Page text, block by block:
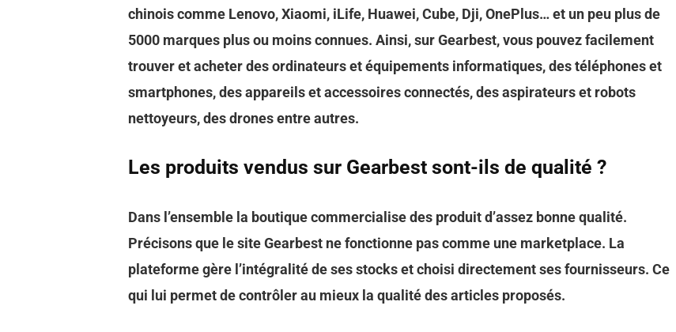
chinois comme Lenovo, Xiaomi, iLife, Huawei, Cube, Dji, OnePlus… et un peu plus de
5000 marques plus ou moins connues. Ainsi, sur Gearbest, vous pouvez facilement
trouver et acheter des ordinateurs et équipements informatiques, des téléphones et
smartphones, des appareils et accessoires connectés, des aspirateurs et robots
nettoyeurs, des drones entre autres.
Les produits vendus sur Gearbest sont-ils de qualité ?
Dans l’ensemble la boutique commercialise des produit d’assez bonne qualité.
Précisons que le site Gearbest ne fonctionne pas comme une marketplace. La
plateforme gère l’intégralité de ses stocks et choisi directement ses fournisseurs. Ce
qui lui permet de contrôler au mieux la qualité des articles proposés.